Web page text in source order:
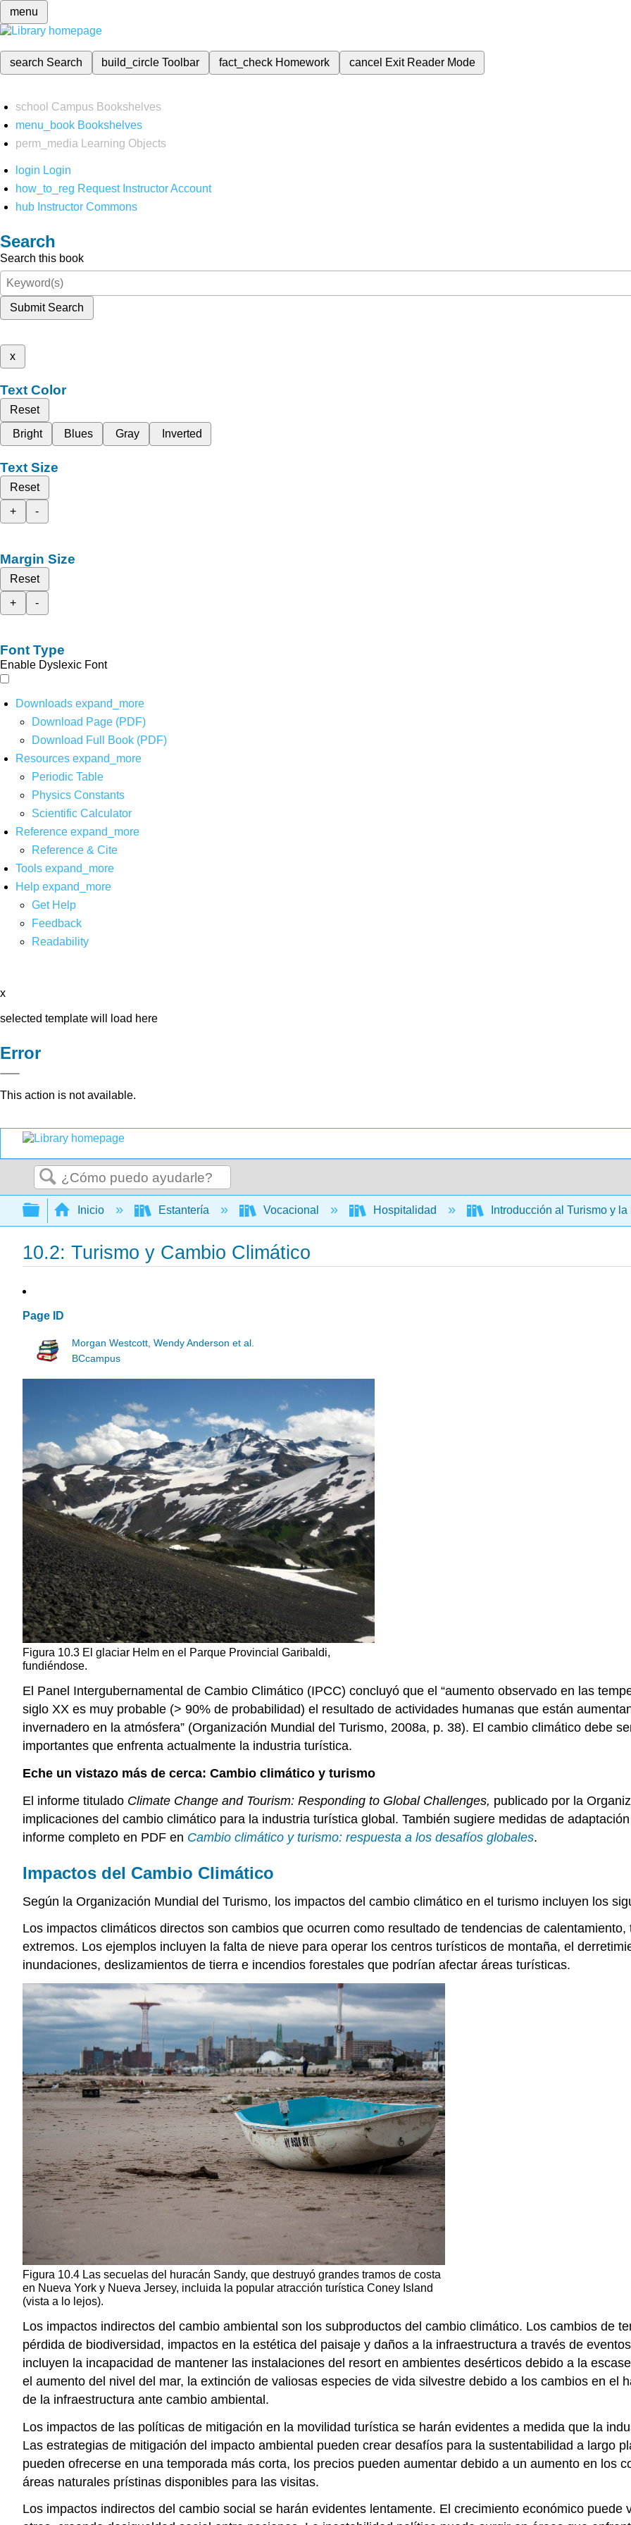
menu
search Search build_circleToolbar fact_check Homework cancel Exit Reader Mode
school Campus Bookshelves
menu_book Bookshelves
perm_media
Learning Objects
login Login
how_to_reg Request Instructor Account
hub Instructor Commons
Search
Search this book
Submit Search
x
Text Color
Reset
Bright
Blues Gray Inverted
Text Size
Reset
+
-
Margin Size
Reset
+
-
Font Type
Enable Dyslexic Font
Downloads expand_more
Download Page (PDF)
Download Full Book (PDF)
Resources expand_more
Periodic Table
Physics Constants
Scientific Calculator
Reference expand_more
Reference & Cite
Tools expand_more
Help expand_more
Get Help
Feedback
Readability
x
selected template will load here
Error
This action is not available.
Buscar
Expandir/contraer jerarquía global
Inicio Estantería Vocacional Hospitalidad Introducción al Turismo y
10.2: Turismo y Cambio Climático
Page ID
Morgan Westcott, Wendy Anderson et al.
BCcampus
Figura 10.3 El glaciar Helm en el Parque Provincial Garibaldi,
fundiéndose.
El Panel Intergubernamental de Cambio Climático (IPCC) concluyó que el “aumento observado en las
siglo XX es muy probable (> 90% de probabilidad) el resultado de actividades humanas que están
invernadero en la atmósfera” (Organización Mundial del Turismo, 2008a, p. 38). El cambio climático debe
importantes que enfrenta actualmente la industria turística.
Eche un vistazo más de cerca: Cambio climático y turismo
El informe titulado Climate Change and Tourism: Responding to Global Challenges, publicado por la
implicaciones del cambio climático para la industria turística global. También sugiere medidas de
informe completo en PDF en Cambio climático y turismo: respuesta a los desafíos globales.
Impactos del Cambio Climático
Según la Organización Mundial del Turismo, los impactos del cambio climático en el turismo incluyen los
Los impactos climáticos directos son cambios que ocurren como resultado de tendencias de
extremos. Los ejemplos incluyen la falta de nieve para operar los centros turísticos de montaña, el
inundaciones, deslizamientos de tierra e incendios forestales que podrían afectar áreas turísticas.
Figura 10.4 Las secuelas del huracán Sandy, que destruyó grandes tramos de costa
en Nueva York y Nueva Jersey, incluida la popular atracción turística Coney Island
(vista a lo lejos).
Los impactos indirectos del cambio ambiental son los subproductos del cambio climático. Los cambios de
pérdida de biodiversidad, impactos en la estética del paisaje y daños a la infraestructura a través de
incluyen la incapacidad de mantener las instalaciones del resort en ambientes desérticos debido a la
el aumento del nivel del mar, la extinción de valiosas especies de vida silvestre debido a los cambios en el
de la infraestructura ante cambio ambiental.
Los impactos de las políticas de mitigación en la movilidad turística se harán evidentes a medida que la
Las estrategias de mitigación del impacto ambiental pueden crear desafíos para la sustentabilidad a largo
pueden ofrecerse en una temporada más corta, los precios pueden aumentar debido a un aumento en los
áreas naturales prístinas disponibles para las visitas.
Los impactos indirectos del cambio social se harán evidentes lentamente. El crecimiento económico